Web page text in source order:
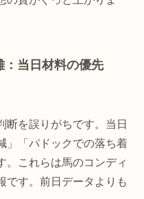
：当日材料の優先
断を誤りがちです。当日
」「パドックでの落ち着
。これらは馬のコンディ
です。前日データよりも